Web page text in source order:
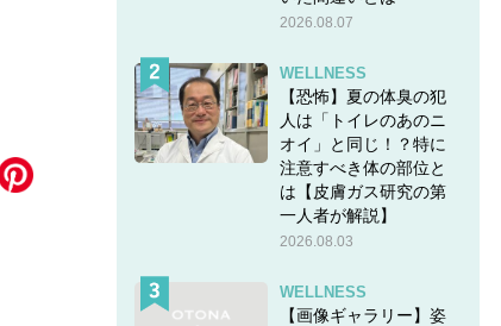
2026.08.07
WELLNESS
【恐怖】夏の体臭の犯
人は「トイレのあのニ
オイ」と同じ！？特に
注意すべき体の部位と
は【皮膚ガス研究の第
一人者が解説】
2026.08.03
WELLNESS
【画像ギャラリー】姿